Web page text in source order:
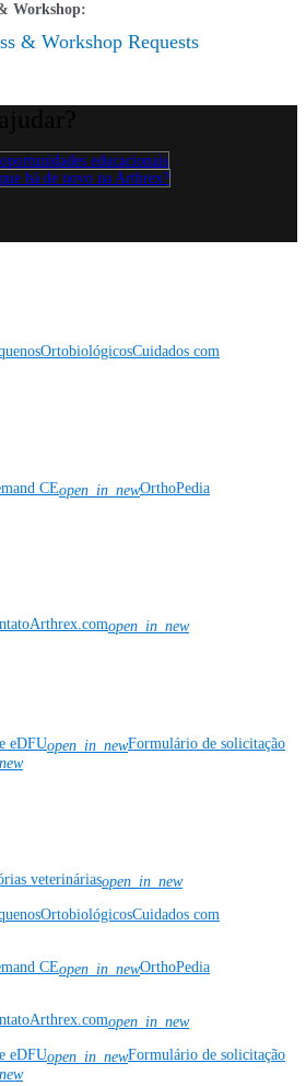
Workshop:
& Workshop Requests
educacionais
há de novo na Arthrex?
OrtobiológicosCuidados com
CEopen_in_newOrthoPedia
Arthrex.comopen_in_new
eDFUopen_in_newFormulário de solicitação
veterináriasopen_in_new
OrtobiológicosCuidados com
CEopen_in_newOrthoPedia
Arthrex.comopen_in_new
eDFUopen_in_newFormulário de solicitação